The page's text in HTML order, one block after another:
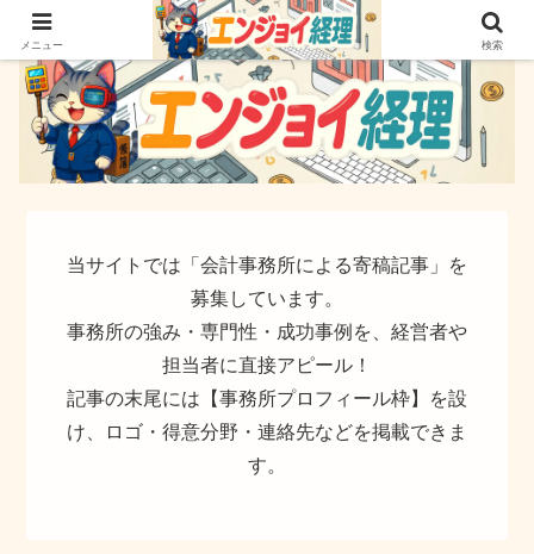
簿記でなく実務ができるサイト
当サイトでは「会計事務所による寄稿記事」を
募集しています。
事務所の強み・専門性・成功事例を、経営者や
担当者に直接アピール！
記事の末尾には【事務所プロフィール枠】を設
け、ロゴ・得意分野・連絡先などを掲載できま
す。
メニュー 検索